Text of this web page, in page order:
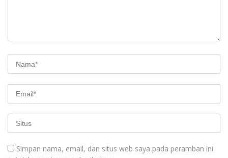
Simpan nama, email, dan situs web saya pada peramban ini